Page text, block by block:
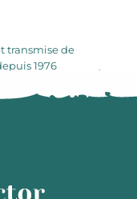
transmise de
1976